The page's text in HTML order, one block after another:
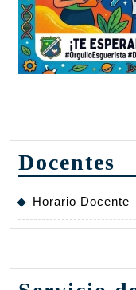
Docentes
Horario Docente